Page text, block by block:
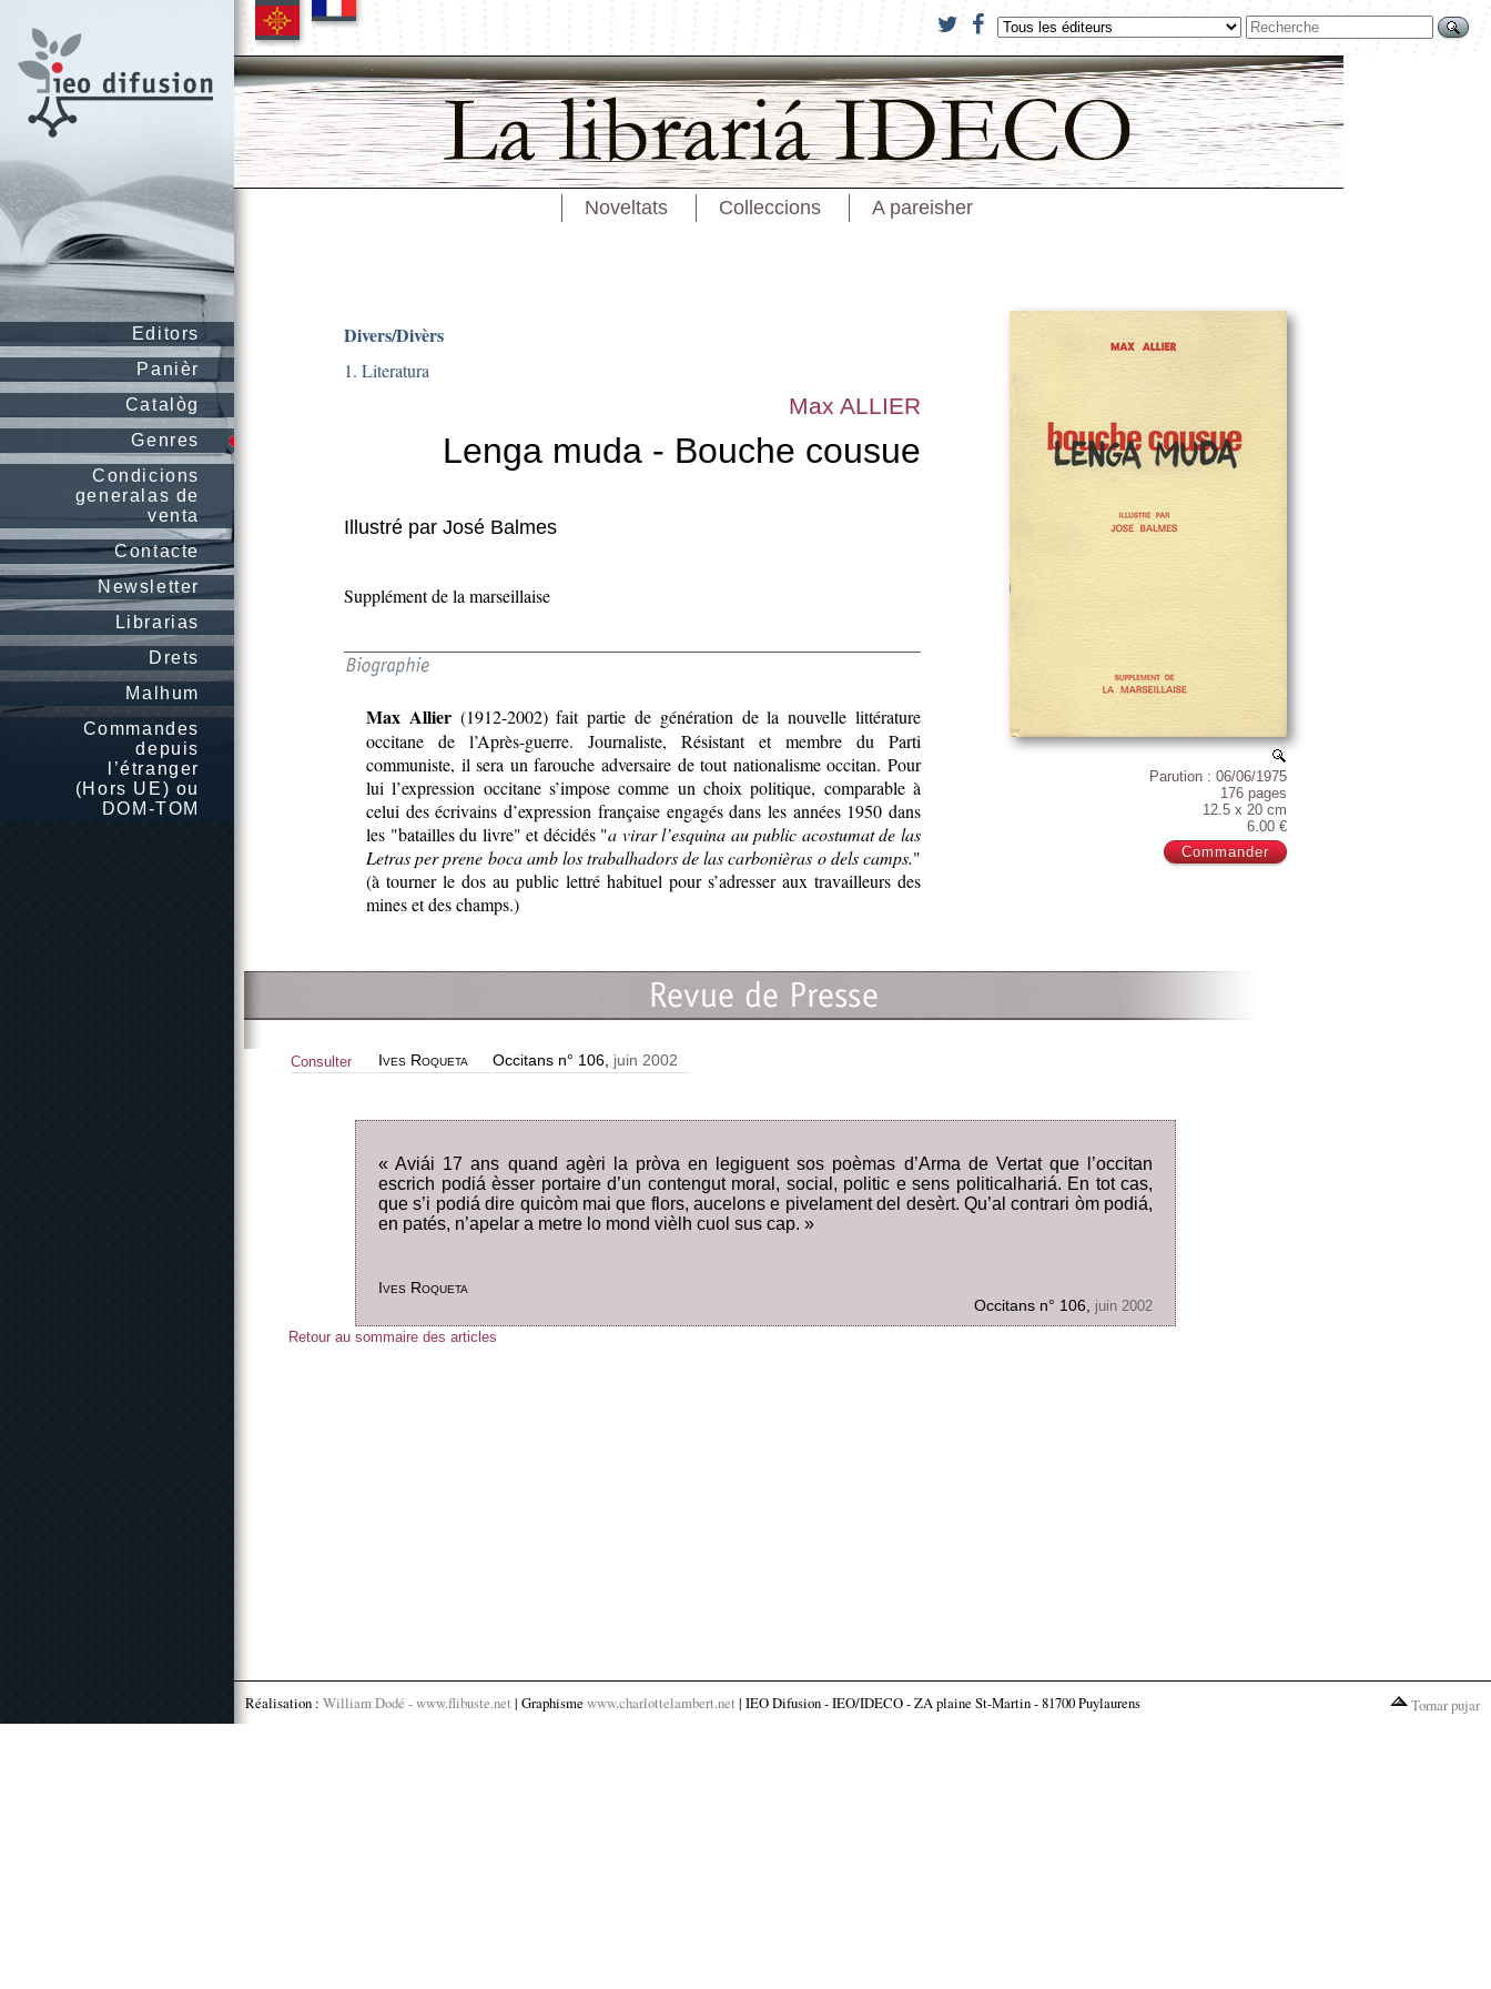
Editors
Panièr
Catalòg
Genres
Condicions
generalas de
venta
Contacte
Newsletter
Librarias
Drets
Malhum
Commandes
depuis
l’étranger
(Hors UE) ou
DOM-TOM
Noveltats Colleccions A pareisher
Parution : 06/06/1975
176 pages
12.5 x 20 cm
6.00 €
Divers/Divèrs
1. Literatura
Max ALLIER
Lenga muda - Bouche cousue
Illustré par José Balmes
Supplément de la marseillaise
Max Allier(1912-2002) fait partie de génération de la nouvelle littérature
occitane de l’Après-guerre. Journaliste, Résistant et membre du Parti
communiste, il sera un farouche adversaire de tout nationalisme occitan. Pour
lui l’expression occitane s’impose comme un choix politique, comparable à
celui des écrivains d’expression française engagés dans les années 1950 dans
les "batailles du livre" et décidés "a virar l’esquina au public acostumat de las
Letras per prene boca amb los trabalhadors de las carbonièras o dels camps."
(à tourner le dos au public lettré habituel pour s’adresser aux travailleurs des
mines et des champs.)
Consulter Ives Roqueta Occitans n° 106, juin 2002
« Aviái 17 ans quand agèri la pròva en legiguent sos poèmas d’Arma de Vertat que l’occitan
escrich podiá èsser portaire d’un contengut moral, social, politic e sens politicalhariá. En tot cas,
que s’i podiá dire quicòm mai que flors, aucelons e pivelament del desèrt. Qu’al contrari òm podiá,
en patés, n’apelar a metre lo mond vièlh cuol sus cap. »
Ives Roqueta
Occitans n° 106, juin 2002
Retour au sommaire des articles
Réalisation : William Dodé - www.flibuste.net | Graphisme www.charlottelambert.net | IEO Difusion - IEO/IDECO - ZA plaine St-Martin - 81700 Puylaurens Tornar pujar